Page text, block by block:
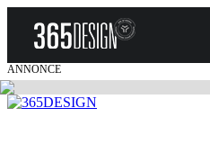
ANNONCE